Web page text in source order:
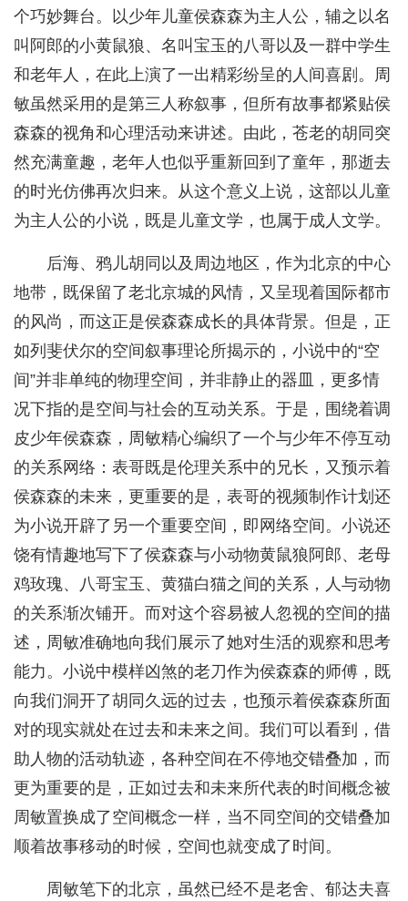
个巧妙舞台。以少年儿童侯森森为主人公，辅之以名
叫阿郎的小黄鼠狼、名叫宝玉的八哥以及一群中学生
和老年人，在此上演了一出精彩纷呈的人间喜剧。周
敏虽然采用的是第三人称叙事，但所有故事都紧贴侯
森森的视角和心理活动来讲述。由此，苍老的胡同突
然充满童趣，老年人也似乎重新回到了童年，那逝去
的时光仿佛再次归来。从这个意义上说，这部以儿童
为主人公的小说，既是儿童文学，也属于成人文学。
后海、鸦儿胡同以及周边地区，作为北京的中心
地带，既保留了老北京城的风情，又呈现着国际都市
的风尚，而这正是侯森森成长的具体背景。但是，正
如列斐伏尔的空间叙事理论所揭示的，小说中的“空
间”并非单纯的物理空间，并非静止的器皿，更多情
况下指的是空间与社会的互动关系。于是，围绕着调
皮少年侯森森，周敏精心编织了一个与少年不停互动
的关系网络：表哥既是伦理关系中的兄长，又预示着
侯森森的未来，更重要的是，表哥的视频制作计划还
为小说开辟了另一个重要空间，即网络空间。小说还
饶有情趣地写下了侯森森与小动物黄鼠狼阿郎、老母
鸡玫瑰、八哥宝玉、黄猫白猫之间的关系，人与动物
的关系渐次铺开。而对这个容易被人忽视的空间的描
述，周敏准确地向我们展示了她对生活的观察和思考
能力。小说中模样凶煞的老刀作为侯森森的师傅，既
向我们洞开了胡同久远的过去，也预示着侯森森所面
对的现实就处在过去和未来之间。我们可以看到，借
助人物的活动轨迹，各种空间在不停地交错叠加，而
更为重要的是，正如过去和未来所代表的时间概念被
周敏置换成了空间概念一样，当不同空间的交错叠加
顺着故事移动的时候，空间也就变成了时间。
周敏笔下的北京，虽然已经不是老舍、郁达夫喜